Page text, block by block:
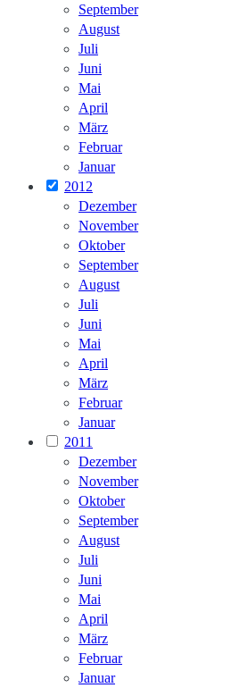
September
August
Juli
Juni
Mai
April
März
Februar
Januar
2012
Dezember
November
Oktober
September
August
Juli
Juni
Mai
April
März
Februar
Januar
2011
Dezember
November
Oktober
September
August
Juli
Juni
Mai
April
März
Februar
Januar